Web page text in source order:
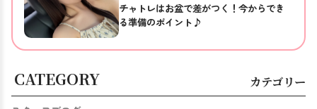
チャトレはお盆で差がつく！今からでき
る準備のポイント♪
CATEGORY カテゴリー